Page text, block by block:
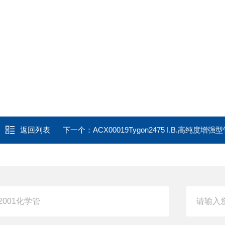
返回列表 下一个： ACX00019Tygon2475 I.B.高纯度增强型